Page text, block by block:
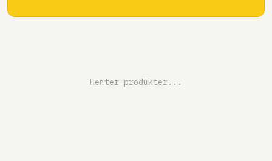
Henter produkter...